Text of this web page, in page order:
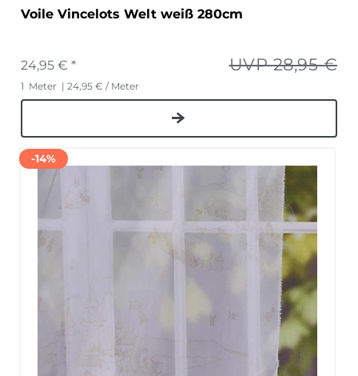
Voile Vincelots Welt weiß 280cm
UVP 28,95 €
24,95 € *
1 Meter | 24,95 € / Meter
-14%